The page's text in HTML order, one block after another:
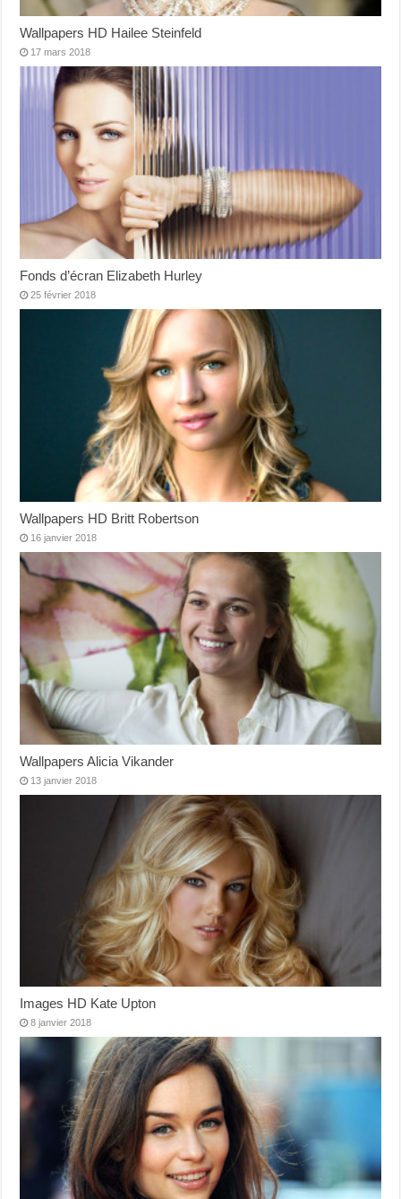
Wallpapers HD Hailee Steinfeld
17 mars 2018
Fonds d’écran Elizabeth Hurley
25 février 2018
Wallpapers HD Britt Robertson
16 janvier 2018
Wallpapers Alicia Vikander
13 janvier 2018
Images HD Kate Upton
8 janvier 2018